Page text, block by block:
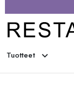
Tuotteet expand_more